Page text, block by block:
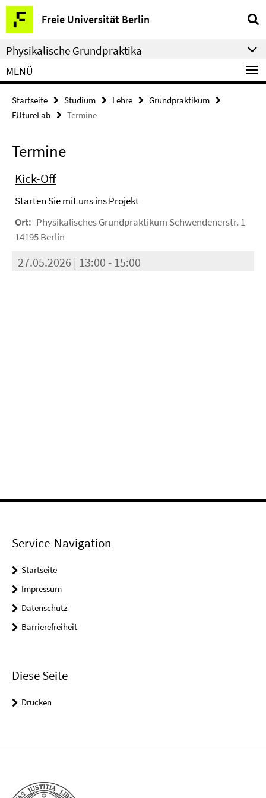
Springe
direkt
zu
Inhalt
Freie Universität Berlin
Service-
Navigation
Physikalische Grundpraktika
MENÜ
Startseite Studium Lehre
Grundpraktikum
FUtureLab
Termine
Termine
Kick-Off
Starten Sie mit uns ins Projekt
Ort: Physikalisches Grundpraktikum Schwendenerstr. 1
14195 Berlin
27.05.2026 | 13:00 - 15:00
Service-Navigation
Startseite
Impressum
Datenschutz
Barrierefreiheit
Diese Seite
Drucken